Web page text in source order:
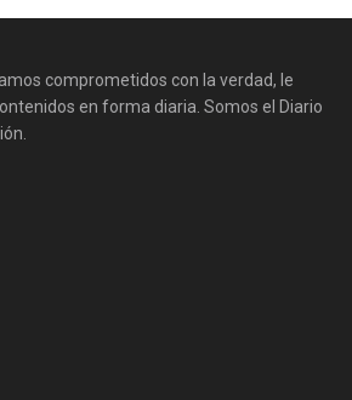
comprometidos con la verdad, le
en forma diaria. Somos el Diario